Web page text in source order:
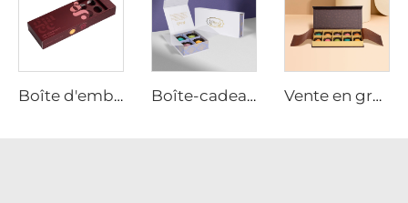
Boîte d'emballage de chocolat personnalisée avec fentes, papier enduit, partitions ajustables, conception amortissante, commande en vrac Boîte-cadeau de chocolat de luxe personnalisée pour célébration et Saint-Valentin avec séparateurs et papier cadeau Vente en gros de boîtes d'emballage de chocolat avec fermeture magnétique et logo personnalisé avec gaine